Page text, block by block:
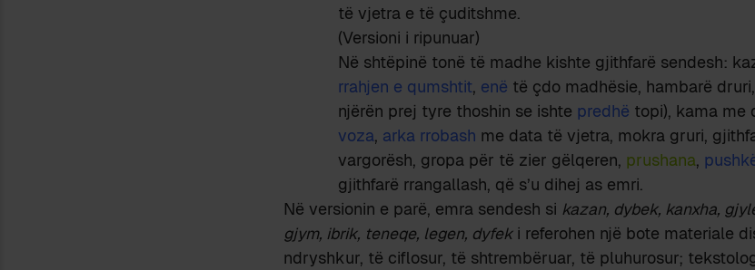
të vjetra e të çuditshme.
(Versioni i ripunuar)
Në shtëpinë tonë të madhe kishte gjithfarë sendesh:
rrahjen e qumshtit, enë të çdo madhësie, hambarë
njërën prej tyre thoshin se ishte predhë topi), kama me
voza, arka rrobash me data të vjetra, mokra gruri,
vargorësh, gropa për të zier gëlqeren, prushana,
gjithfarë rrangallash, që s’u dihej as emri.
Në versionin e parë, emra sendesh si kazan, dybek, kanxha,
gjym, ibrik, teneqe, legen, dyfeki referohen një bote materiale
ndryshkur, të ciflosur, të shtrembëruar, të pluhurosur;